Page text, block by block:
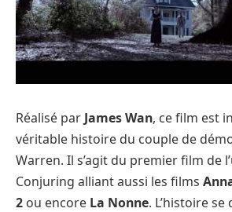
Réalisé par James Wan, ce film est
véritable histoire du couple de
Warren. Il s’agit du premier film de
Conjuring alliant aussi les films
2 ou encore La Nonne. L’histoire